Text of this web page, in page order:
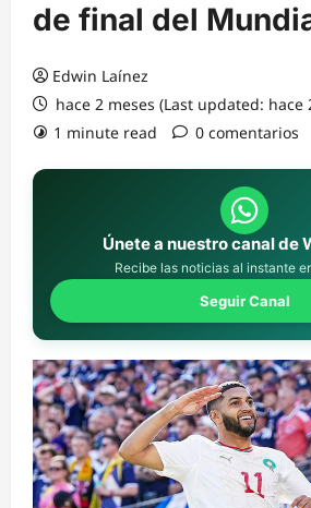
de final del
Edwin Laínez
hace 2 meses (Last updated: hace
1 minute read
0 comentarios
Únete a nuestro canal de
Recibe las noticias al instante
Seguir Canal